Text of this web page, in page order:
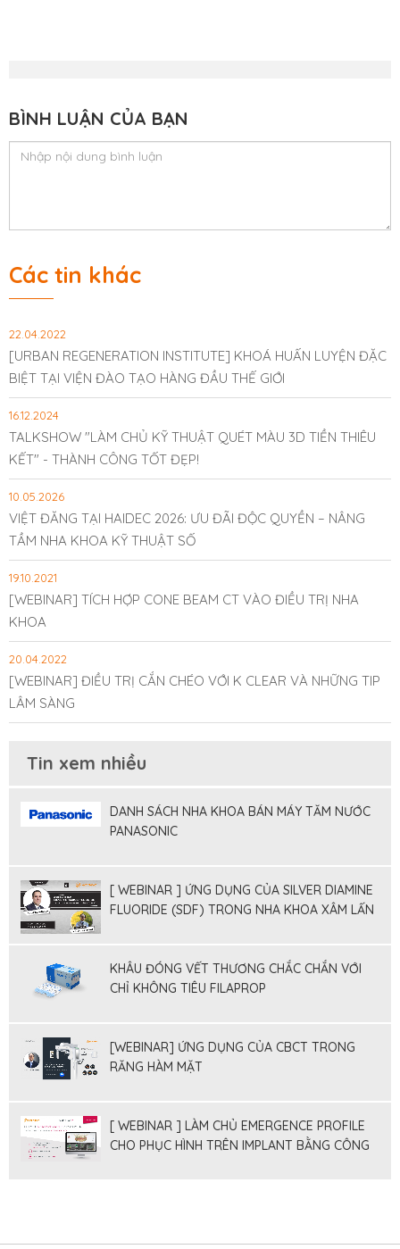
BÌNH LUẬN CỦA BẠN
Các tin khác
22.04.2022
[URBAN REGENERATION INSTITUTE] KHOÁ HUẤN LUYỆN ĐẶC
BIỆT TẠI VIỆN ĐÀO TẠO HÀNG ĐẦU THẾ GIỚI
16.12.2024
TALKSHOW "LÀM CHỦ KỸ THUẬT QUÉT MÀU 3D TIỀN THIÊU
KẾT" - THÀNH CÔNG TỐT ĐẸP!
10.05.2026
VIỆT ĐĂNG TẠI HAIDEC 2026: ƯU ĐÃI ĐỘC QUYỀN – NÂNG
TẦM NHA KHOA KỸ THUẬT SỐ
19.10.2021
[WEBINAR] TÍCH HỢP CONE BEAM CT VÀO ĐIỀU TRỊ NHA
KHOA
20.04.2022
[WEBINAR] ĐIỀU TRỊ CẮN CHÉO VỚI K CLEAR VÀ NHỮNG TIP
LÂM SÀNG
Tin xem nhiều
DANH SÁCH NHA KHOA BÁN MÁY TĂM NƯỚC
PANASONIC
[ WEBINAR ] ỨNG DỤNG CỦA SILVER DIAMINE
FLUORIDE (SDF) TRONG NHA KHOA XÂM LẤN
KHÂU ĐÓNG VẾT THƯƠNG CHẮC CHẮN VỚI
CHỈ KHÔNG TIÊU FILAPROP
[WEBINAR] ỨNG DỤNG CỦA CBCT TRONG
RĂNG HÀM MẶT
[ WEBINAR ] LÀM CHỦ EMERGENCE PROFILE
CHO PHỤC HÌNH TRÊN IMPLANT BẰNG CÔNG